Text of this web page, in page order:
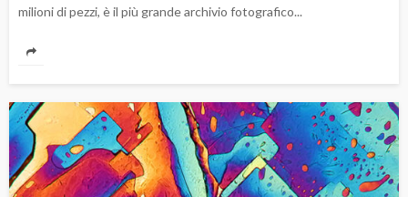
milioni di pezzi, è il più grande archivio fotografico...